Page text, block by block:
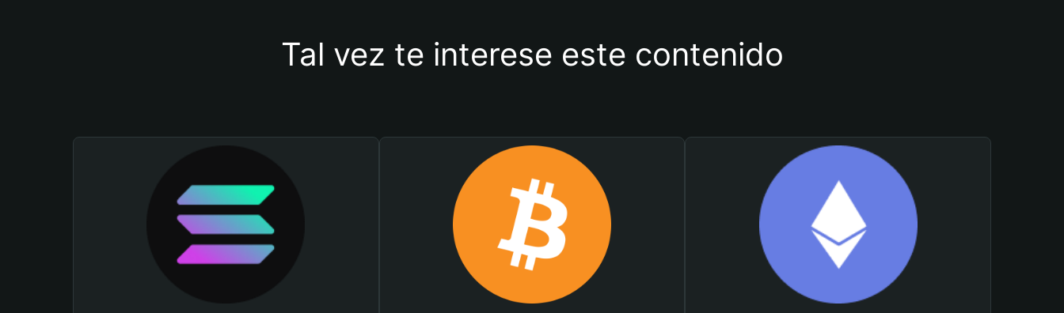
Tal vez te interese este contenido